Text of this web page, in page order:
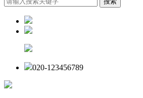
020-123456789